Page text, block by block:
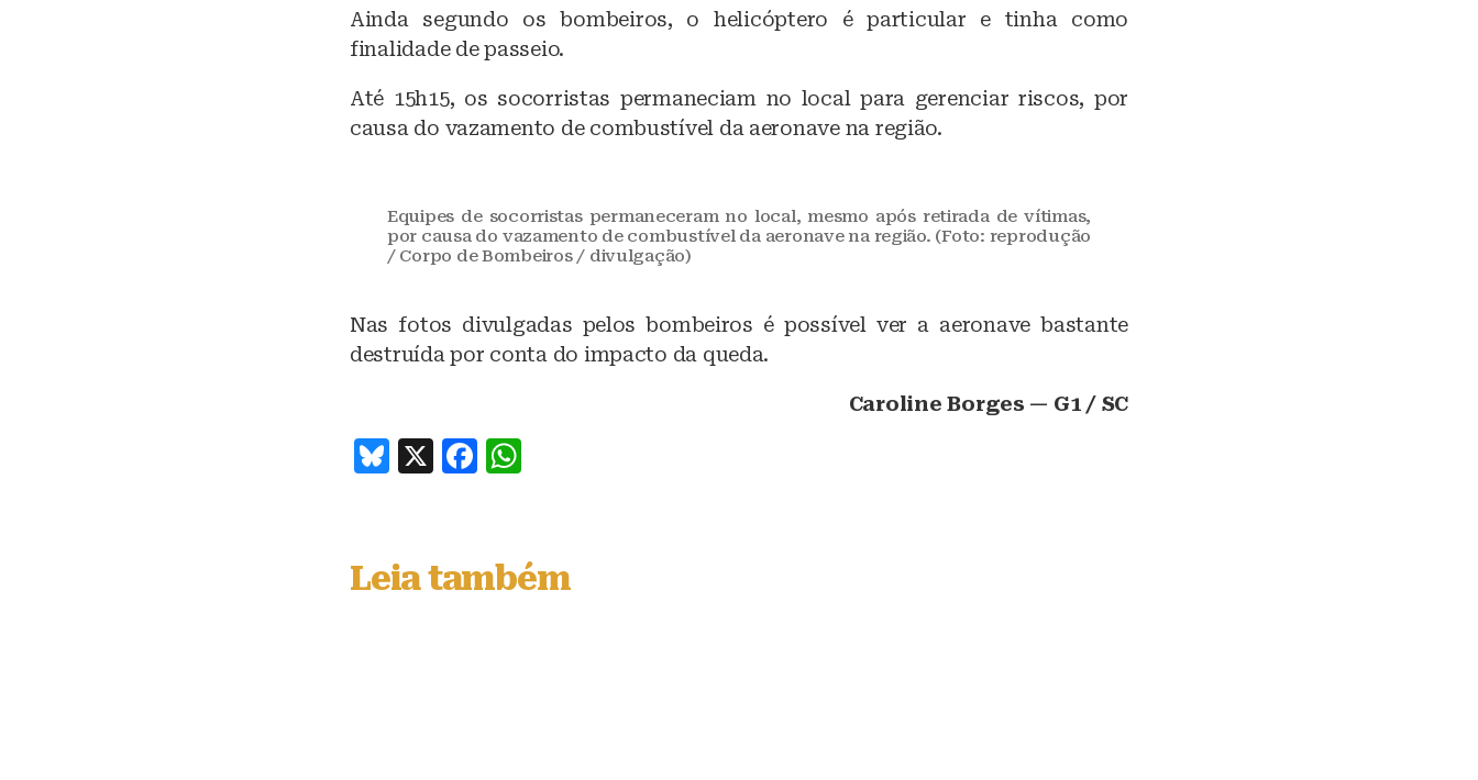
Ainda segundo os bombeiros, o helicóptero é particular e tinha como
finalidade de passeio.
Até 15h15, os socorristas permaneciam no local para gerenciar riscos, por
causa do vazamento de combustível da aeronave na região.
Equipes de socorristas permaneceram no local, mesmo após retirada de vítimas,
por causa do vazamento de combustível da aeronave na região. (Foto: reprodução
/ Corpo de Bombeiros / divulgação)
Nas fotos divulgadas pelos bombeiros é possível ver a aeronave bastante
destruída por conta do impacto da queda.
Caroline Borges — G1 / SC
B
s
k
X
F
e
b
s
A
Leia também